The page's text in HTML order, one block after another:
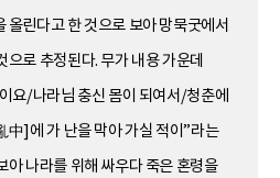
올린다고 한 것으로 보아 망묵굿에서
로 추정된다. 무가 내용 가운데
요/나라님 충신 몸이 되여서/청춘에
]에 가 난을 막아 가실 적이”라는
아 나라를 위해 싸우다 죽은 혼령을